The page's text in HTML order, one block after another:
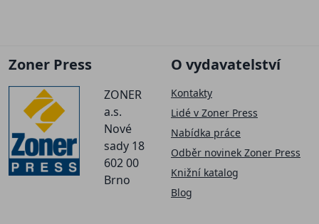
Zoner Press
ZONER
a.s.
Nové
sady 18
602 00
Brno
O vydavatelství
Kontakty
Lidé v Zoner Press
Nabídka práce
Odběr novinek Zoner Press
Knižní katalog
Blog